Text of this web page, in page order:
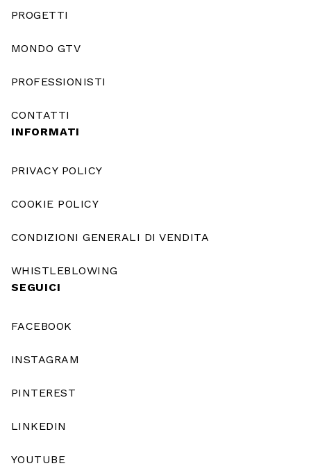
PROGETTI
MONDO GTV
PROFESSIONISTI
CONTATTI
INFORMATI
PRIVACY POLICY
COOKIE POLICY
CONDIZIONI GENERALI DI VENDITA
WHISTLEBLOWING
SEGUICI
FACEBOOK
INSTAGRAM
PINTEREST
LINKEDIN
YOUTUBE